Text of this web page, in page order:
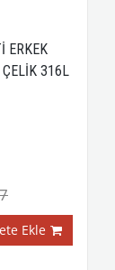
ERKEK
316L
SİYAH
Ekle